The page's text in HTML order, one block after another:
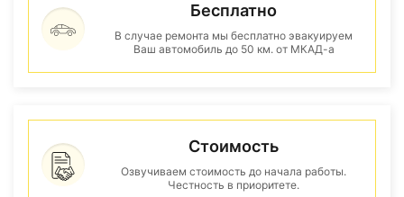
Бесплатно
В случае ремонта мы бесплатно эвакуируем
Ваш автомобиль до 50 км. от МКАД-а
Стоимость
Озвучиваем стоимость до начала работы.
Честность в приоритете.